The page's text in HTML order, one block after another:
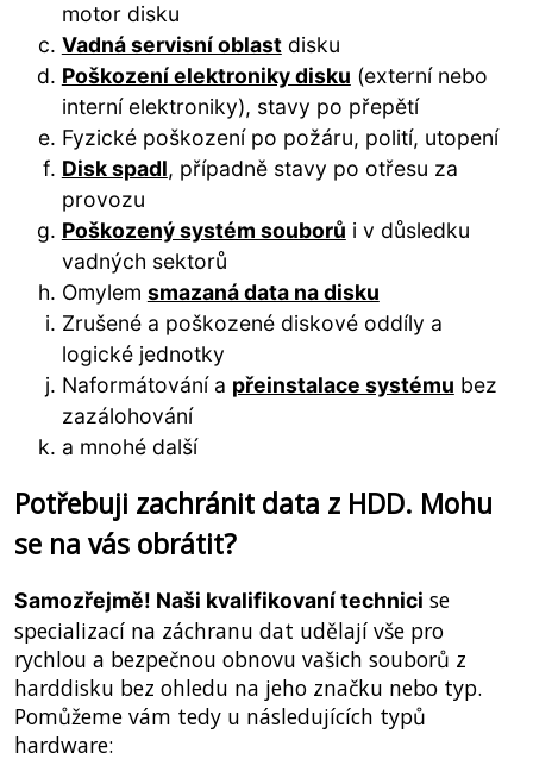
motor disku
Vadná servisní oblastdisku
Poškození elektroniky disku (externí nebo
interní elektroniky), stavy po přepětí
Fyzické poškození po požáru, polití, utopení
Disk spadl, případně stavy po otřesu za
provozu
Poškozený systém souborů i v důsledku
vadných sektorů
Omylem smazaná data na disku
Zrušené a poškozené diskové oddíly a
logické jednotky
Naformátování a přeinstalace systému bez
zazálohování
a mnohé další
Potřebuji zachránit data z HDD. Mohu
se na vás obrátit?
Samozřejmě! Naši kvalifikovaní technici se
specializací na záchranu dat udělají vše pro
rychlou a bezpečnou obnovu vašich souborů z
harddisku bez ohledu na jeho značku nebo typ.
Pomůžeme vám tedy u následujících typů
hardware: